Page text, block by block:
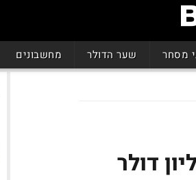
מסחר שער הדולר מחשבונים